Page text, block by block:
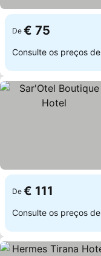
De € 75
Consulte os preços de
De € 111
Consulte os preços de